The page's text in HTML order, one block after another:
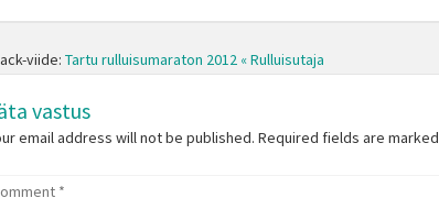
viide: Tartu rulluisumaraton 2012 « Rulluisutaja
vastus
email address will not be published. Required fields are marked